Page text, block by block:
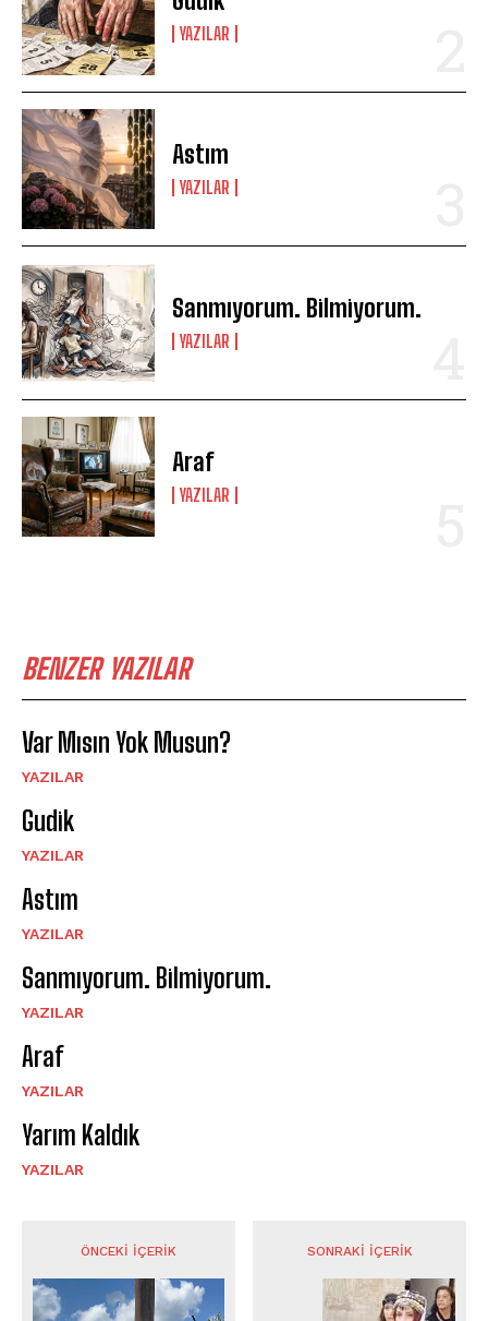
YAZILAR
Astım
YAZILAR
Sanmıyorum. Bilmiyorum.
YAZILAR
Araf
YAZILAR
BENZER YAZILAR
Var Mısın Yok Musun?
YAZILAR
Gudik
YAZILAR
Astım
YAZILAR
Sanmıyorum. Bilmiyorum.
YAZILAR
Araf
YAZILAR
Yarım Kaldık
YAZILAR
ÖNCEKI İÇERIK SONRAKI İÇERIK